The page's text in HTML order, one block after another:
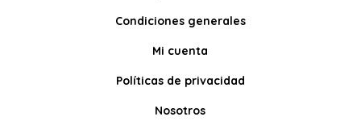
Condiciones generales
Mi cuenta
Políticas de privacidad
Nosotros